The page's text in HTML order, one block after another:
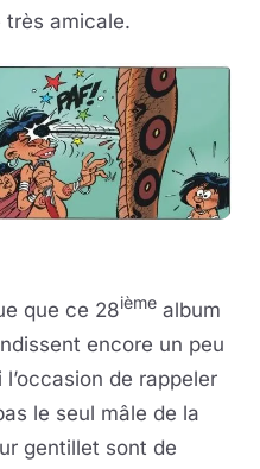
très amicale.
que ce 28ième album
encore un peu
l’occasion de rappeler
le seul mâle de la
gentillet sont de